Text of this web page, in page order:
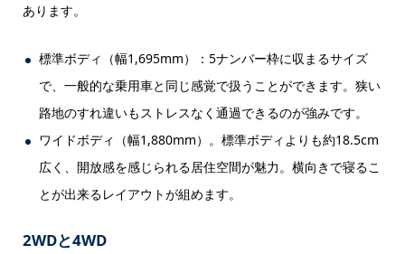
あります。
標準ボディ（幅1,695mm）：5ナンバー枠に収まるサイズ
で、一般的な乗用車と同じ感覚で扱うことができます。狭い
路地のすれ違いもストレスなく通過できるのが強みです。
ワイドボディ（幅1,880mm）。標準ボディよりも約18.5cm
広く、開放感を感じられる居住空間が魅力。横向きで寝るこ
とが出来るレイアウトが組めます。
2WDと4WD